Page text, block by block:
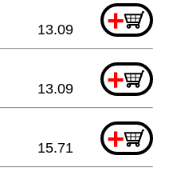
+
13.09
+
13.09
+
15.71